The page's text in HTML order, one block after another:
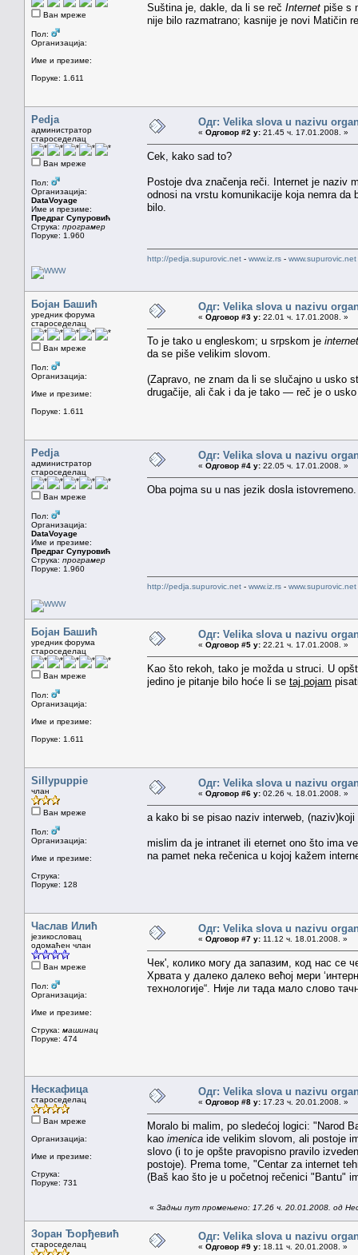
Ван мреже
Пол:
Организација:
Име и презиме:
Поруке: 1.611
Suština je, dakle, da li se reč Internet piše s
nije bilo razmatrano; kasnije je novi Matičin
Pedja
администратор
староседелац
Ван мреже
Пол:
Организација:
DataVoyage
Име и презиме:
Предраг Супуровић
Струка: програмер
Поруке: 1.960
Одг: Velika slova u nazivu
« Одговор #2 у: 21.45 ч. 17.01.2008. »
Cek, kako sad to?
Postoje dva značenja reči. Internet je naziv
odnosi na vrstu komunikacije koja nemra
bilo.
http://pedja.supurovic.net - www.iz.rs - www.supurovic.net
Бојан Башић
уредник форума
староседелац
Ван мреже
Пол:
Организација:
Име и презиме:
Поруке: 1.611
Одг: Velika slova u nazivu
« Одговор #3 у: 22.01 ч. 17.01.2008. »
To je tako u engleskom; u srpskom je
da se piše velikim slovom.
(Zapravo, ne znam da li se slučajno u usko
drugačije, ali čak i da je tako — reč je o
Pedja
администратор
староседелац
Ван мреже
Пол:
Организација:
DataVoyage
Име и презиме:
Предраг Супуровић
Струка: програмер
Поруке: 1.960
Одг: Velika slova u nazivu
« Одговор #4 у: 22.05 ч. 17.01.2008. »
Oba pojma su u nas jezik dosla
http://pedja.supurovic.net - www.iz.rs - www.supurovic.net
Бојан Башић
уредник форума
староседелац
Ван мреже
Пол:
Организација:
Име и презиме:
Поруке: 1.611
Одг: Velika slova u nazivu
« Одговор #5 у: 22.21 ч. 17.01.2008. »
Kao što rekoh, tako je možda u struci. U
jedino je pitanje bilo hoće li se taj pojam
Sillypuppie
члан
Ван мреже
Пол:
Организација:
Име и презиме:
Струка:
Поруке: 128
Одг: Velika slova u nazivu
« Одговор #6 у: 02.26 ч. 18.01.2008. »
a kako bi se pisao naziv interweb,
mislim da je intranet ili eternet ono što ima
na pamet neka rečenica u kojoj kažem
Часлав Илић
језикословац
одомаћен члан
Ван мреже
Пол:
Организација:
Име и презиме:
Струка: машинац
Поруке: 474
Одг: Velika slova u nazivu
« Одговор #7 у: 11.12 ч. 18.01.2008. »
Чек', колико могу да запазим, код нас се
Хрвата у далеко далеко већој мери
технологије“. Није ли тада мало слово
Нескафица
староседелац
Ван мреже
Организација:
Име и презиме:
Струка:
Поруке: 731
Одг: Velika slova u nazivu
« Одговор #8 у: 17.23 ч. 20.01.2008. »
Moralo bi malim, po sledećoj logici: "Narod
kao imenica ide velikim slovom, ali postoje
slovo (i to je opšte pravopisno pravilo
postoje). Prema tome, "Centar za internet
(Baš kao što je u početnoj rečenici "Bantu"
« Задњи пут промењено: 17.26 ч. 20.01.2008. од
Зоран Ђорђевић
староседелац
Одг: Velika slova u nazivu
« Одговор #9 у: 18.11 ч. 20.01.2008. »